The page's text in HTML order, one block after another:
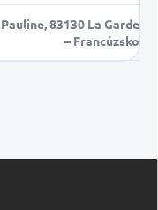
83130 La Garde
– Francúzsko